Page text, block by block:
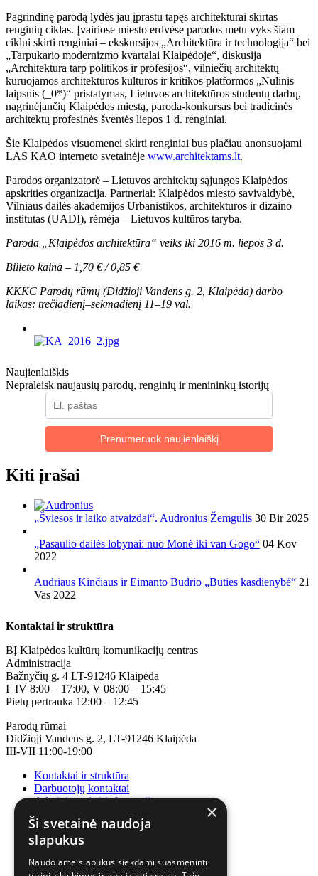
Pagrindinę parodą lydės jau įprastu tapęs architektūrai skirtas
renginių ciklas. Įvairiose miesto erdvėse parodos metu vyks šiam
ciklui skirti renginiai – ekskursijos „Architektūra ir technologija“ bei
„Tarpukario modernizmo kvartalai Klaipėdoje“, diskusija
„Architektūra tarp politikos ir profesijos“, vilniečių architektų
kuruojamos architektūros kultūros ir kritikos platformos „Nulinis
laipsnis (_0*)“ pristatymas, Lietuvos architektūros studentų darbų,
nagrinėjančių Klaipėdos miestą, paroda-konkursas bei tradicinės
architektų profesinės šventės liepos 1 d. renginiai.
Šie Klaipėdos visuomenei skirti renginiai bus plačiau anonsuojami
LAS KAO interneto svetainėje www.architektams.lt.
Parodos organizatorė – Lietuvos architektų sąjungos Klaipėdos
apskrities organizacija. Partneriai: Klaipėdos miesto savivaldybė,
Vilniaus dailės akademijos Urbanistikos, architektūros ir dizaino
institutas (UADI), rėmėja – Lietuvos kultūros taryba.
Paroda „Klaipėdos architektūra“ veiks iki 2016 m. liepos 3 d.
Bilieto kaina – 1,70 € / 0,85 €
KKKC Parodų rūmų (Didžioji Vandens g. 2, Klaipėda) darbo
laikas: trečiadienį–sekmadienį 11–19 val.
Naujienlaiškis
Nepraleisk naujausių parodų, renginių ir menininkų istorijų
Prenumeruok naujienlaiškį
Kiti įrašai
„Šviesos ir laiko atvaizdai“. Audronius Žemgulis 30 Bir 2025
„Pasaulio dailės lobynai: nuo Monė iki van Gogo“ 04 Kov
2022
Audriaus Kinčiaus ir Eimanto Budrio „Būties kasdienybė“ 21
Vas 2022
Kontaktai ir struktūra
BĮ Klaipėdos kultūrų komunikacijų centras
Administracija
Bažnyčių g. 4 LT-91246 Klaipėda
I–IV 8:00 – 17:00, V 08:00 – 15:45
Pietų pertrauka 12:00 – 12:45
Parodų rūmai
Didžioji Vandens g. 2, LT-91246 Klaipėda
III-VII 11:00-19:00
Kontaktai ir struktūra
Darbuotojų kontaktai
Administracinė informacija
Korupcijos prevencija
×
Ši svetainė naudoja
slapukus
Naudojame slapukus siekdami suasmeninti